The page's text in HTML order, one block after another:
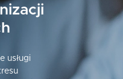
usługi
może być
za tym idzie -